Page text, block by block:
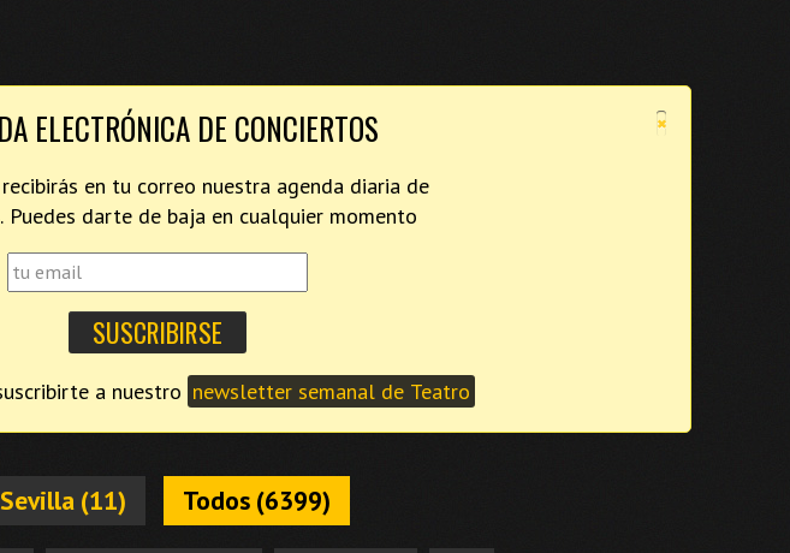
×
ELECTRÓNICA DE CONCIERTOS
en tu correo nuestra agenda diaria de
. Puedes darte de baja en cualquier momento
a nuestro newsletter semanal de Teatro
Sevilla (11) Todos (6399)